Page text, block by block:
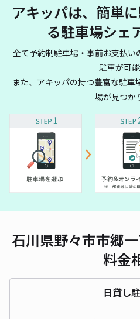
アキッパは、簡単
る駐車場シェ
全て予約制駐車場・事前お支払い
駐車が可能
また、アキッパの持つ豊富な駐
場が見つか
石川県野々市市郷
料金
日貸し